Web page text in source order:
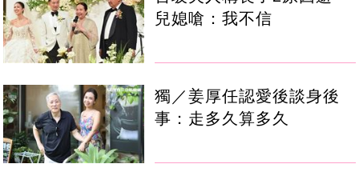
兒媳嗆：我不信
獨／姜厚任認愛後談身後
事：走多久算多久